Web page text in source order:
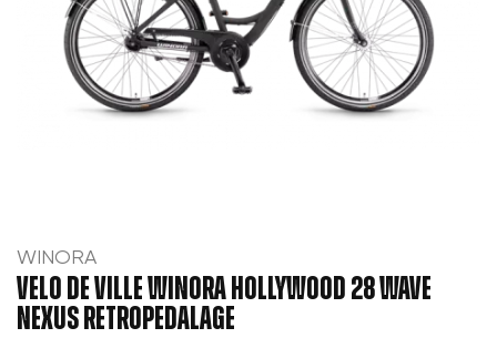
WINORA
VELO DE VILLE WINORA HOLLYWOOD 28 WAVE
NEXUS RETROPEDALAGE